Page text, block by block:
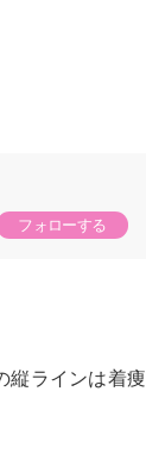
フォローする
縦ラインは着痩